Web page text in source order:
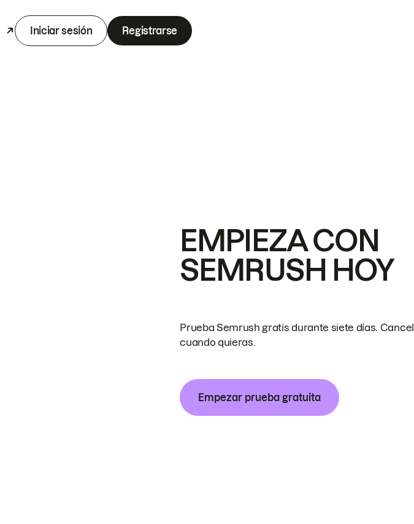
Iniciar sesión Registrarse
EMPIEZA CON
SEMRUSH HOY
Prueba Semrush gratis durante siete días.
cuando quieras.
Empezar prueba gratuita